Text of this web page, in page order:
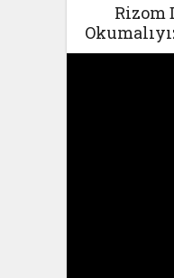
Rizom